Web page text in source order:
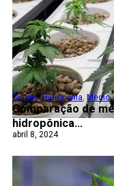
Comparação de
hidropônica...
Cultivo,Hidroponía, Medio
abril 8, 2024